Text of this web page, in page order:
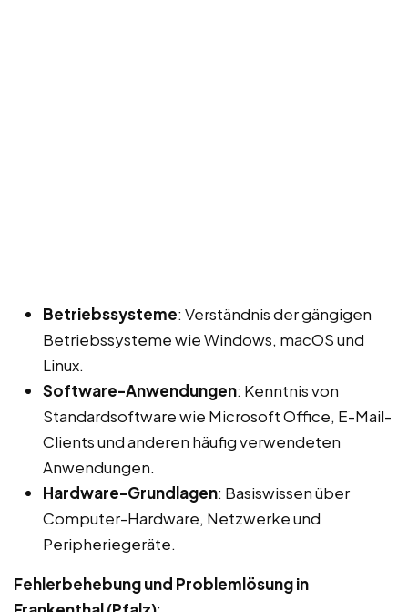
Betriebssysteme: Verständnis der gängigen
Betriebssysteme wie Windows, macOS und
Linux.
Software-Anwendungen: Kenntnis von
Standardsoftware wie Microsoft Office, E-Mail-
Clients und anderen häufig verwendeten
Anwendungen.
Hardware-Grundlagen: Basiswissen über
Computer-Hardware, Netzwerke und
Peripheriegeräte.
Fehlerbehebung und Problemlösung in